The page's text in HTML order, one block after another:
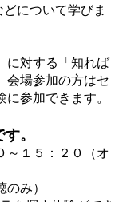
どについて学びま
に対する「知れば
会場参加の方はセ
参加できます。
。
１５：２０（オ
み）